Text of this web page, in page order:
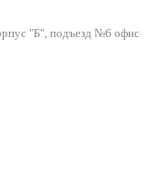
"Б", подъезд №6 офис